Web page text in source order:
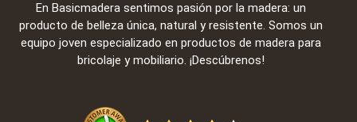
En Basicmadera sentimos pasión por la madera: un
producto de belleza única, natural y resistente. Somos un
equipo joven especializado en productos de madera para
bricolaje y mobiliario. ¡Descúbrenos!